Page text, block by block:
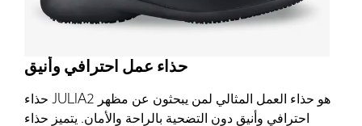
حذاء عمل احترافي وأنيق
حذاء JULIA2 هو حذاء العمل المثالي لمن يبحثون عن مظهر
احترافي وأنيق دون التضحية بالراحة والأمان. يتميز حذاء